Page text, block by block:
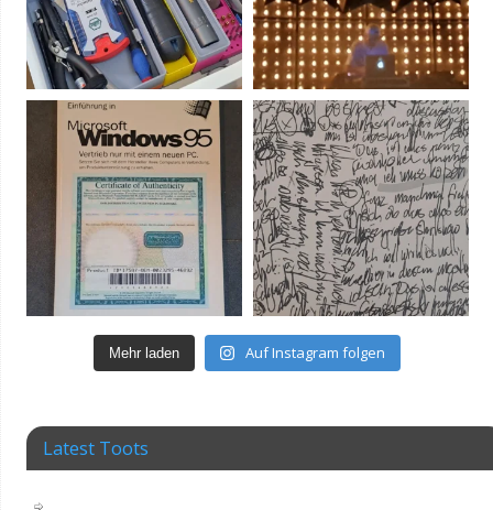
Mehr laden Auf Instagram folgen
Latest Toots